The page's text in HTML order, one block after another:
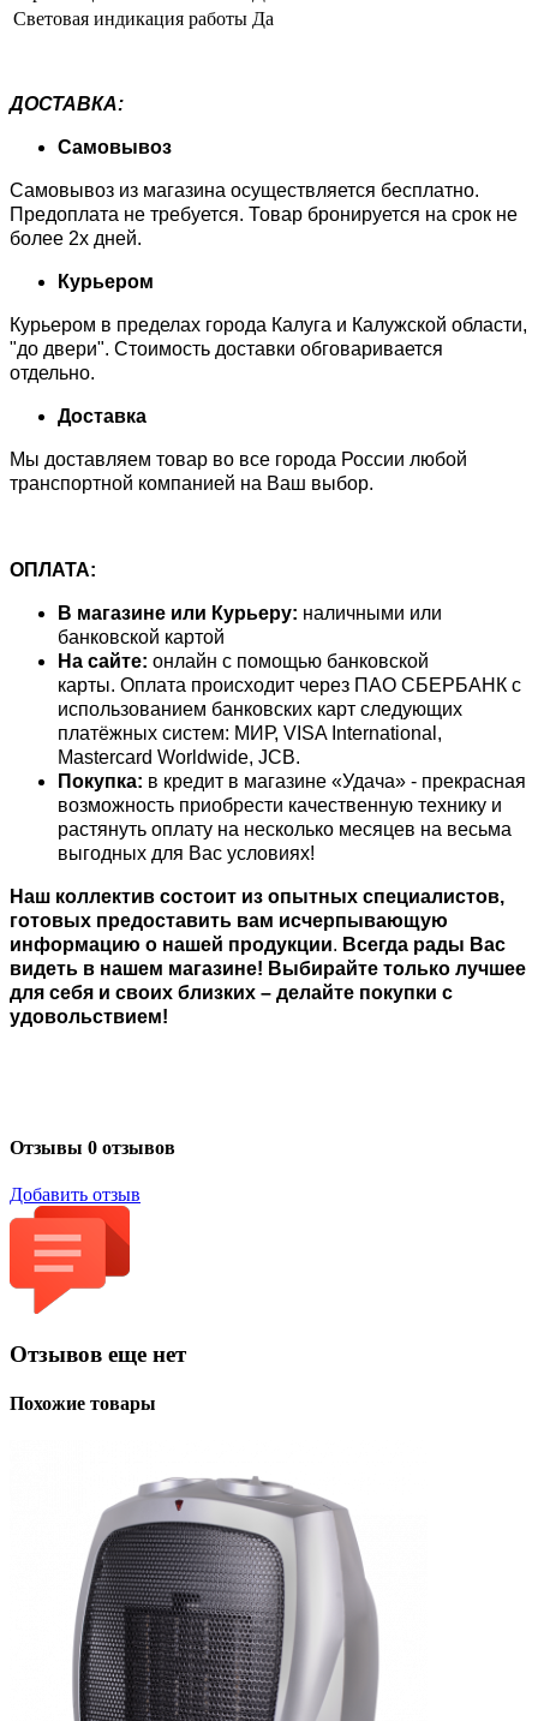
Световая индикация работы Да
ДОСТАВКА:
Самовывоз
Самовывоз из магазина осуществляется бесплатно.
Предоплата не требуется. Товар бронируется на срок не
более 2х дней.
Курьером
Курьером в пределах города Калуга и Калужской области,
"до двери". Стоимость доставки обговаривается
отдельно.
Доставка
Мы доставляем товар во все города России любой
транспортной компанией на Ваш выбор.
ОПЛАТА:
В магазине или Курьеру: наличными или
банковской картой
На сайте: онлайн с помощью банковской
карты. Оплата происходит через ПАО СБЕРБАНК с
использованием банковских карт следующих
платёжных систем: МИР, VISA International,
Mastercard Worldwide, JCB.
Покупка: в кредит в магазине «Удача» - прекрасная
возможность приобрести качественную технику и
растянуть оплату на несколько месяцев на весьма
выгодных для Вас условиях!
Наш коллектив состоит из опытных специалистов,
готовых предоставить вам исчерпывающую
информацию о нашей продукции. Всегда рады Вас
видеть в нашем магазине! Выбирайте только лучшее
для себя и своих близких – делайте покупки с
удовольствием!
Отзывы 0 отзывов
Добавить отзыв
Отзывов еще нет
Похожие товары